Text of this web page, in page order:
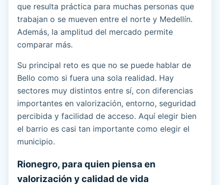
que resulta práctica para muchas personas que
trabajan o se mueven entre el norte y Medellín.
Además, la amplitud del mercado permite
comparar más.
Su principal reto es que no se puede hablar de
Bello como si fuera una sola realidad. Hay
sectores muy distintos entre sí, con diferencias
importantes en valorización, entorno, seguridad
percibida y facilidad de acceso. Aquí elegir bien
el barrio es casi tan importante como elegir el
municipio.
Rionegro, para quien piensa en
valorización y calidad de vida